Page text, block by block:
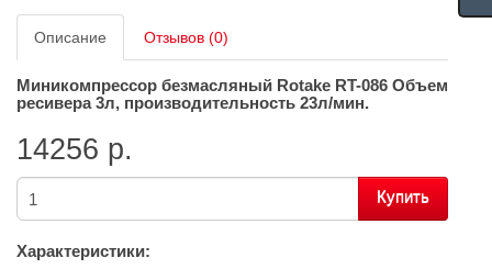
Описание Отзывов (0)
Миникомпрессор безмасляный Rotake RT-086 Объем
ресивера 3л, производительность 23л/мин.
14256 р.
Купить
Характеристики: